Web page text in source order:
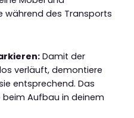
während des Transports
Damit der
verläuft, demontiere
entsprechend. Das
beim Aufbau in deinem